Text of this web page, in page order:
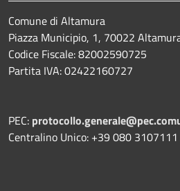
Comune di Altamura
Piazza Municipio, 1, 70022
Codice Fiscale: 82002590725
Partita IVA: 02422160727
PEC:
Centralino Unico: +39 080 3107111